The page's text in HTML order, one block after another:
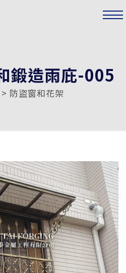
鍛造雨庇-005
防盜窗和花架